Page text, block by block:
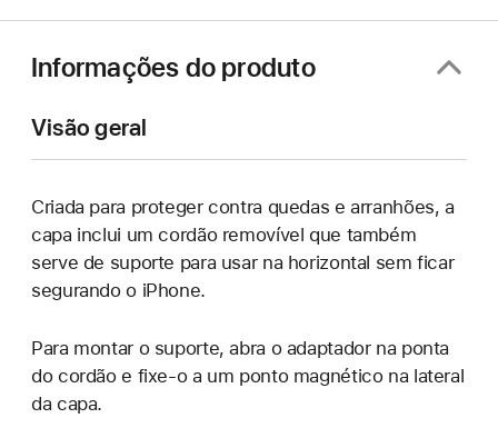
janela)
Informações do produto
Visão geral
Criada para proteger contra quedas e arranhões, a
capa inclui um cordão removível que também
serve de suporte para usar na horizontal sem ficar
segurando o iPhone.
Para montar o suporte, abra o adaptador na ponta
do cordão e fixe-o a um ponto magnético na lateral
da capa.